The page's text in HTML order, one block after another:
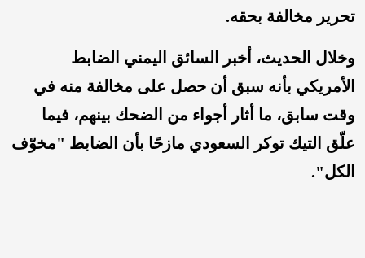
تحرير مخالفة بحقه.
‏وخلال الحديث، أخبر السائق اليمني الضابط
الأمريكي بأنه سبق أن حصل على مخالفة منه في
وقت سابق، ما أثار أجواء من الضحك بينهم، فيما
علّق التيك توكر السعودي مازحًا بأن الضابط "مخوّف
الكل".